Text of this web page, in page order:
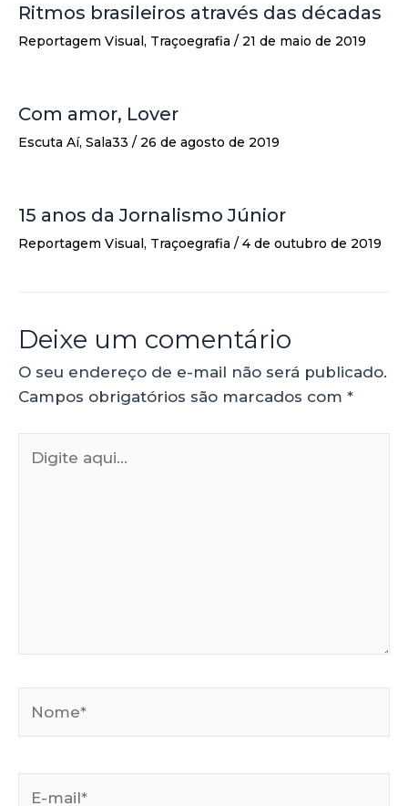
Ritmos brasileiros através das décadas
Reportagem Visual, Traçoegrafia / 21 de maio de 2019
Com amor, Lover
Escuta Aí, Sala33 / 26 de agosto de 2019
15 anos da Jornalismo Júnior
Reportagem Visual, Traçoegrafia / 4 de outubro de 2019
Deixe um comentário
O seu endereço de e-mail não será publicado.
Campos obrigatórios são marcados com *